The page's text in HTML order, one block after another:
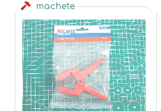
machete